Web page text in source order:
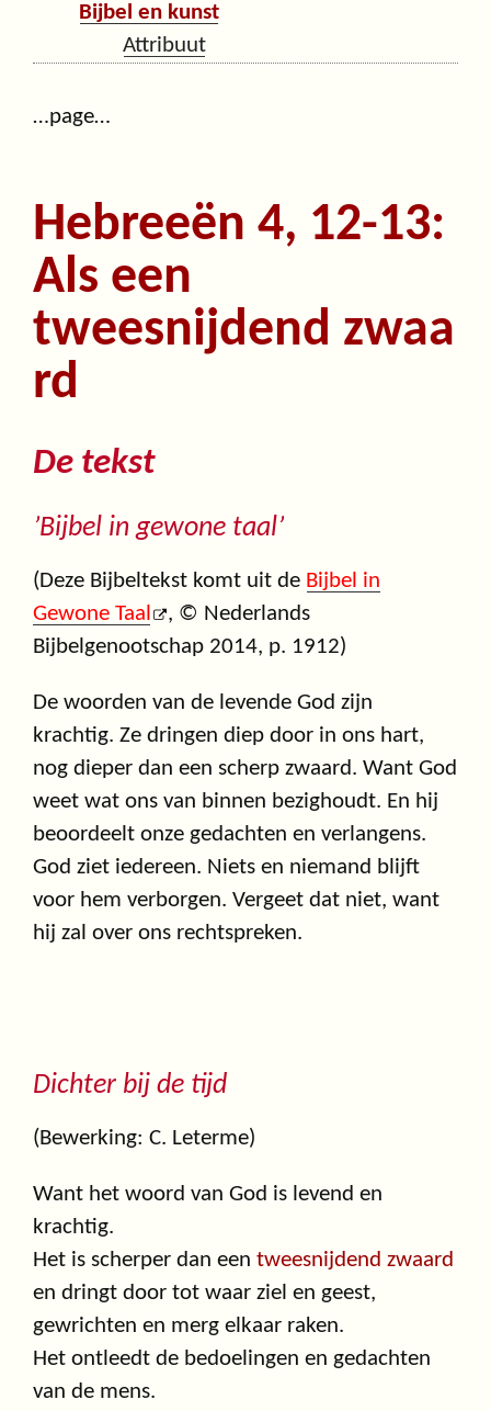
Bijbel en kunst
Attribuut
…page…
Hebreeën 4, 12-13:
Als een
tweesnijdend zwaa
rd
De tekst
’Bijbel in gewone taal’
(Deze Bijbeltekst komt uit de Bijbel in
Gewone Taal
, © Nederlands
Bijbelgenootschap 2014, p. 1912)
De woorden van de levende God zijn
krachtig. Ze dringen diep door in ons hart,
nog dieper dan een scherp zwaard. Want God
weet wat ons van binnen bezighoudt. En hij
beoordeelt onze gedachten en verlangens.
God ziet iedereen. Niets en niemand blijft
voor hem verborgen. Vergeet dat niet, want
hij zal over ons rechtspreken.
Dichter bij de tijd
(Bewerking: C. Leterme)
Want het woord van God is levend en
krachtig.
Het is scherper dan een tweesnijdend zwaard
en dringt door tot waar ziel en geest,
gewrichten en merg elkaar raken.
Het ontleedt de bedoelingen en gedachten
van de mens.